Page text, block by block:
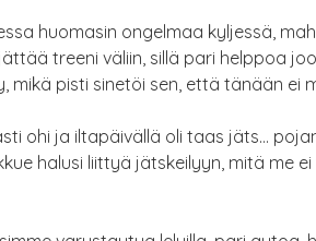
huomasin ongelmaa kyljessä,
treeni väliin, sillä pari helppoa
mikä pisti sinetöi sen, että tänään ei
ohi ja iltapäivällä oli taas jäts…
halusi liittyä jätskeilyyn, mitä me